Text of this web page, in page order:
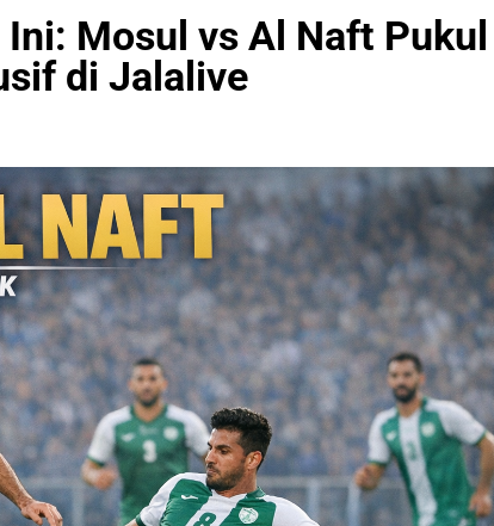
Mosul vs Al Naft Pukul
di Jalalive